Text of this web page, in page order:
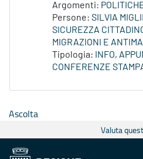
Argomenti:
Persone: SILVIA
SICUREZZA
MIGRAZIONI E
Tipologia:
INFO,
CONFERENZE
Ascolta
Valuta